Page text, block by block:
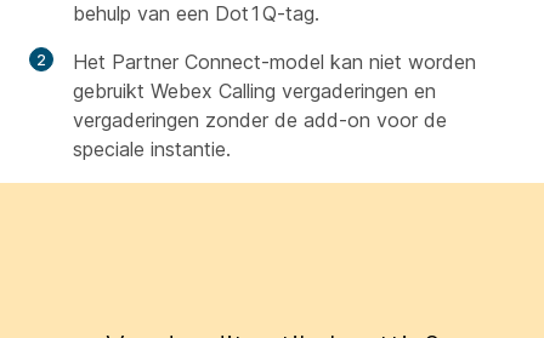
behulp van een Dot1Q-tag.
Het Partner Connect-model kan niet worden
gebruikt Webex Calling vergaderingen en
vergaderingen zonder de add-on voor de
speciale instantie.